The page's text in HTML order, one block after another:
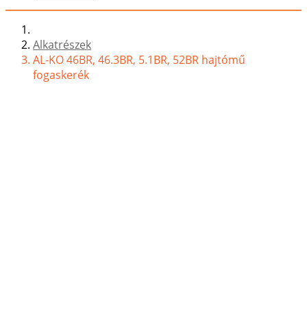
Alkatrészek
AL-KO 46BR, 46.3BR, 5.1BR, 52BR hajtómű
fogaskerék